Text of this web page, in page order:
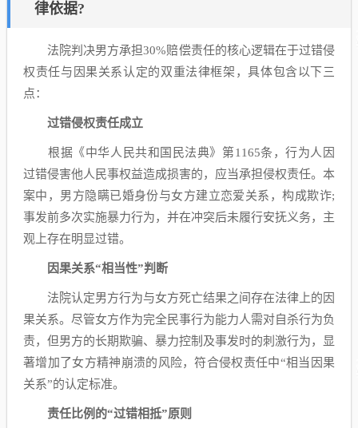
律依据?
法院判决男方承担30%赔偿责任的核心逻辑在于过错侵
权责任与因果关系认定的双重法律框架，具体包含以下三
点：
过错侵权责任成立
根据《中华人民共和国民法典》第1165条，行为人因
过错侵害他人民事权益造成损害的，应当承担侵权责任。本
案中，男方隐瞒已婚身份与女方建立恋爱关系，构成欺诈;
事发前多次实施暴力行为，并在冲突后未履行安抚义务，主
观上存在明显过错。
因果关系“相当性”判断
法院认定男方行为与女方死亡结果之间存在法律上的因
果关系。尽管女方作为完全民事行为能力人需对自杀行为负
责，但男方的长期欺骗、暴力控制及事发时的刺激行为，显
著增加了女方精神崩溃的风险，符合侵权责任中“相当因果
关系”的认定标准。
责任比例的“过错相抵”原则